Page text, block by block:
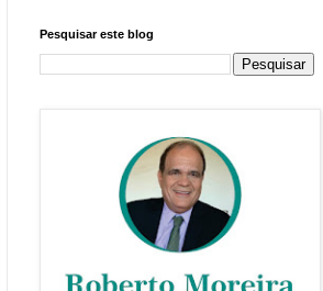
Pesquisar este blog